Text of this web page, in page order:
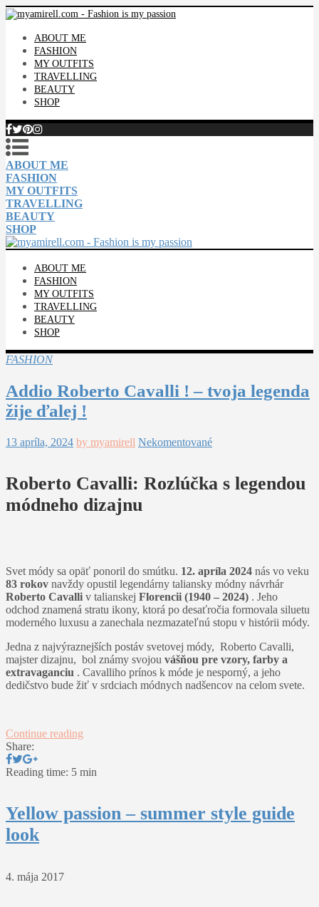
ABOUT ME
FASHION
MY OUTFITS
TRAVELLING
BEAUTY
SHOP
ABOUT ME
FASHION
MY OUTFITS
TRAVELLING
BEAUTY
SHOP
ABOUT ME
FASHION
MY OUTFITS
TRAVELLING
BEAUTY
SHOP
FASHION
Addio Roberto Cavalli ! – tvoja legenda
žije ďalej !
13 apríla, 2024 by myamirell Nekomentované
Roberto Cavalli: Rozlúčka s legendou
módneho dizajnu
Svet módy sa opäť ponoril do smútku. 12. apríla 2024 nás vo veku
83 rokov navždy opustil legendárny taliansky módny návrhár
Roberto Cavalli v talianskej Florencii (1940 – 2024) . Jeho
odchod znamená stratu ikony, ktorá po desaťročia formovala siluetu
moderného luxusu a zanechala nezmazateľnú stopu v histórii módy.
Jedna z najvýraznejších postáv svetovej módy, Roberto Cavalli,
majster dizajnu, bol známy svojou vášňou pre vzory, farby a
extravaganciu . Cavalliho prínos k móde je nesporný, a jeho
dedičstvo bude žiť v srdciach módnych nadšencov na celom svete.
Continue reading
Share:
Reading time: 5 min
Yellow passion – summer style guide
look
4. mája 2017